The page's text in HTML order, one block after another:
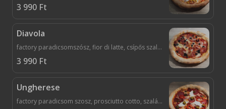
3 990 Ft
Diavola
factory paradicsomszósz, fior di latte, csípős szalámi, vöröshagyma, calamarata olivabogyó, chilis olivaolaj
3 990 Ft
Ungherese
factory paradicsom szosz, prosciutto cotto, szalámi, kolbász, mozzarella, füstöltsajt, tejföl, hagyma, kaliforniai paprika, fokhagymás olivaolaj